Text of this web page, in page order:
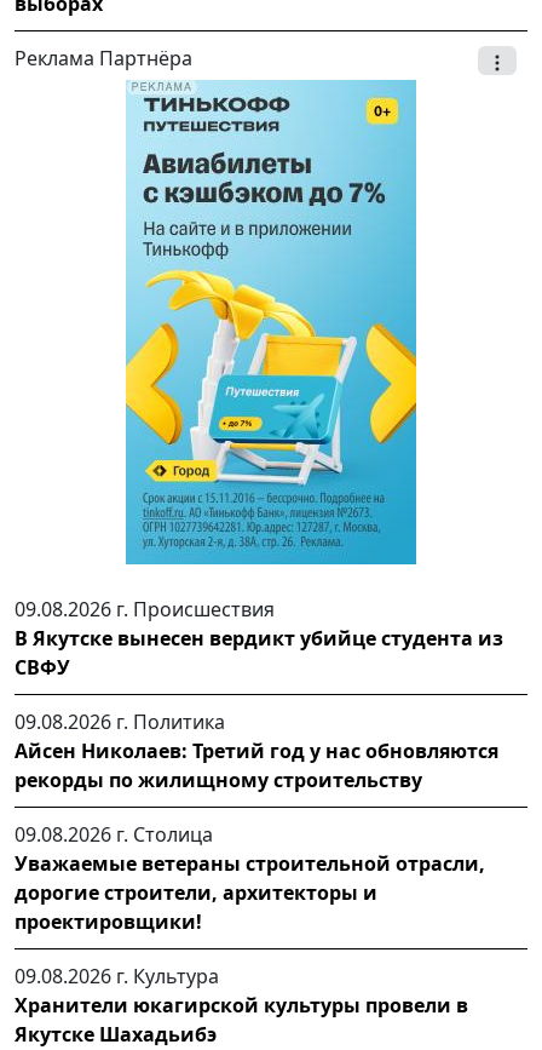
Реклама Партнёра
09.08.2026 г. Происшествия
В Якутске вынесен вердикт убийце студента из
СВФУ
09.08.2026 г. Политика
Айсен Николаев: Третий год у нас обновляются
рекорды по жилищному строительству
09.08.2026 г. Столица
Уважаемые ветераны строительной отрасли,
дорогие строители, архитекторы и
проектировщики!
09.08.2026 г. Культура
Хранители юкагирской культуры провели в
Якутске Шахадьибэ